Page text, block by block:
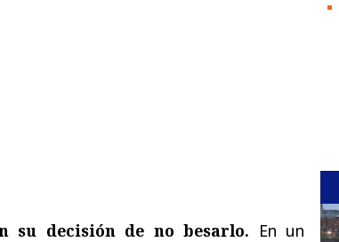
su decisión de no besarlo. En un